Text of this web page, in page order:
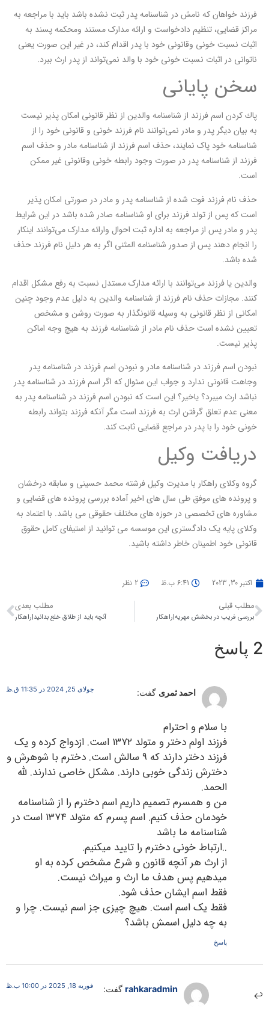
فرزند خواهان که نامش در شناسنامه پدر ثبت نشده باشد باید با مراجعه به
مراکز قضایی، تنظیم دادخواست و ارائه مدارک مستند و‌محکمه پسند به
اثبات نسبت خونی و‌قانونی خود با پدر اقدام کند، در غیر این صورت یعنی
ناتوانی در اثبات نسبت خونی خود با والد نمی‌تواند از پدر ارث ببرد.
سخن پایانی
پاك كردن اسم فرزند از شناسنامه والدین از نظر قانونی امکان پذیر نیست
به بیان دیگر پدر و مادر نمی‌توانند نام فرزند خونی و قانونی خود را از
شناسنامه خود پاک نمایند، حذف اسم فرزند از شناسنامه مادر و حذف اسم
فرزند از شناسنامه پدر در صورت وجود رابطه خونی و‌قانونی غیر ممکن
است.
حذف نام فرزند فوت شده از شناسنامه پدر و مادر در صورتی امکان پذیر
است که پس از تولد فرزند برای او شناسنامه صادر شده باشد در این شرایط
پدر و مادر پس از مراجعه به اداره ثبت احوال و‌ارائه مدارک می‌توانند اینکار
را انجام دهند پس از صدور شناسنامه المثنی اگر به هر دلیل نام فرزند حذف
شده باشد.
والدین یا فرزند می‌توانند با ارائه مدارک مستدل نسبت به رفع مشکل اقدام
کنند. مجازات حذف نام فرزند از شناسنامه والدین به دلیل عدم وجود چنین
امکانی از نظر قانونی به وسیله قانونگذار به صورت روشن و مشخص
تعیین نشده است حذف نام مادر از شناسنامه فرزند به هیچ وجه اماکن
پذیر نیست.
نبودن اسم فرزند در شناسنامه مادر و نبودن اسم فرزند در شناسنامه پدر
وجاهت قانونی ندارد و جواب این سئوال که اگر اسم فرزند در شناسنامه پدر
نباشد ارث میبرد؟ یاخیر؟ این است که نبودن اسم فرزند در شناسنامه پدر به
معنی عدم تعلق گرفتن ارث به فرزند است مگر آنکه فرزند بتواند رابطه
خونی خود را با پدر در مراجع قضایی ثابت کند.
دریافت وکیل
گروه وکلای راهکار با مدیرت وکیل فرشته محمد حسینی و سابقه درخشان
و پرونده های موفق طی سال های اخیر آماده بررسی پرونده های قضایی و
مشاوره های تخصصی در حوزه های مختلف حقوقی می باشد. با اعتماد به
وکلای پایه یک دادگستری این موسسه می توانید از استیفای کامل حقوق
قانونی خود اطمینان خاطر داشته باشید.
اکتبر 30, 2023 6:41 ب.ظ 2 نظر
مطلب قبلی
بررسی فریب در بخشش مهریه|راهکار
مطلب بعدی
آنچه باید از طلاق خلع بدانید|راهکار
2 پاسخ
احمد ثمری گفت: جولای 25, 2024 در 11:35 ق.ظ
با سلام و احترام
فرزند اولم دختر و متولد ۱۳۷۲ است. ازدواج کرده و یک
فرزند دختر دارند که ۹ سالش است. دخترم با شوهرش و
دخترش زندگی خوبی دارند. مشکل خاصی ندارند. لله
الحمد.
من و همسرم تصمیم داریم اسم دخترم را از شناسنامه
خودمان حذف کنیم. اسم پسرم که متولد ۱۳۷۴ است در
شناسنامه ما باشد
..ارتباط خونی دخترم را تایید میکنیم.
از ارث هر آنچه قانون و شرع مشخص کرده به او
میدهیم پس هدف ما ارث و میراث نیست.
فقط اسم ایشان حذف شود.
فقط یک اسم است. هیچ چیزی جز اسم نیست. چرا و
به چه دلیل اسمش باشد؟
پاسخ
rahkaradmin گفت: فوریه 18, 2025 در 10:00 ب.ظ